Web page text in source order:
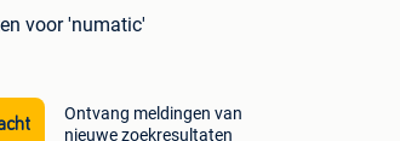
voor 'numatic'
Ontvang meldingen van
nieuwe zoekresultaten